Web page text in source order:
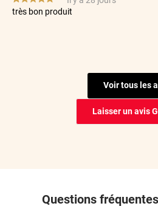
très bon produit
Filme de tres bonne qualité et coupe
Il y a 69 jours
Voir tous les
Laisser un avis
Questions